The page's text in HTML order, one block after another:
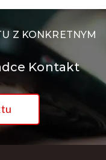
Z KONKRETNYM
Kontakt